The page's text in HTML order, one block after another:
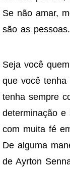
Se não amar,
são as
Seja você
que você
tenha sempre
determinação
com muita fé
De alguma
de Ayrton